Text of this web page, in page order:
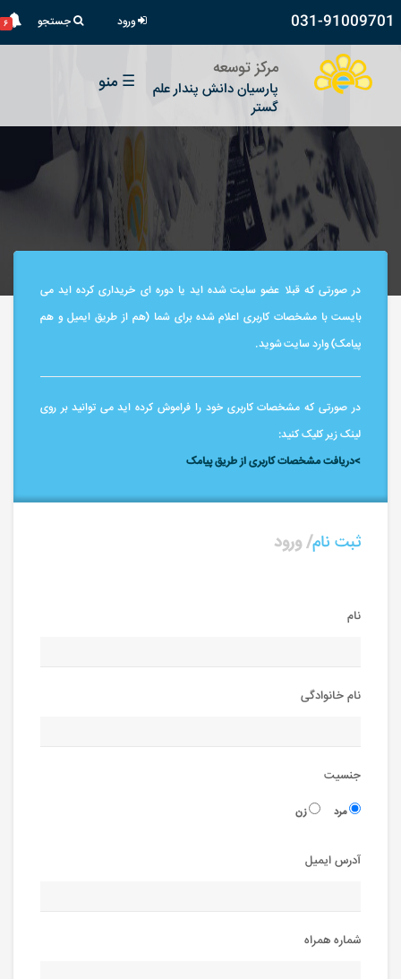
031-91009701 ورود جستجو ۶
مرکز توسعه
پارسیان دانش پندار علم
گستر
☰ منو
در صورتی که قبلا عضو سایت شده اید یا دوره ای خریداری کرده اید می
بایست با مشخصات کاربری اعلام شده برای شما (هم از طریق ایمیل و هم
پیامک) وارد سایت شوید.
در صورتی که مشخصات کاربری خود را فراموش کرده اید می توانید بر روی
لینک زیر کلیک کنید:
>دریافت مشخصات کاربری از طریق پیامک
ثبت نام ورود
نام
نام خانوادگی
جنسیت
مرد زن
آدرس ایمیل
شماره همراه